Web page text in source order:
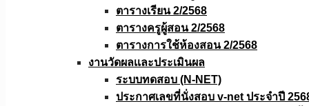
ตารางเรียน 2/2568
ตารางครูผู้สอน 2/2568
ตารางการใช้ห้องสอน 2/2568
งานวัดผลเเละประเมินผล
ระบบทดสอบ (N-NET)
ประกาศเลขที่นั่งสอบ v-net ประจำปี